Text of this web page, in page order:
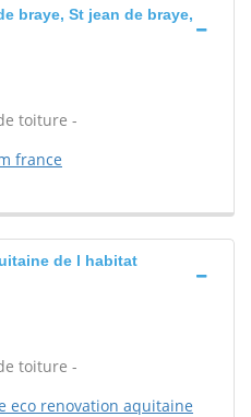
braye, St jean de braye,
toiture -
france
de l habitat
toiture -
eco renovation aquitaine